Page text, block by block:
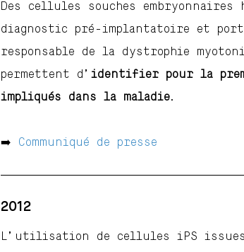
Des cellules souches embryonnaires
diagnostic pré-implantatoire et
responsable de la dystrophie
permettent d’identifier pour la
impliqués dans la maladie.
➡️ Communiqué de presse
2012
L’utilisation de cellules iPS